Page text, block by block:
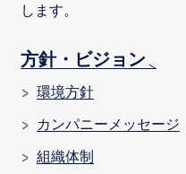
します。
方針・ビジョン
環境方針
カンパニーメッセージ
組織体制